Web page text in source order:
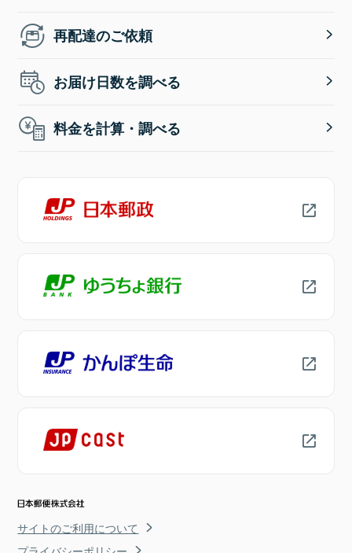
再配達のご依頼
お届け日数を調べる
料金を計算・調べる
サイトのご利用について